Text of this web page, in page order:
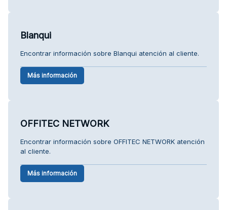
Blanqui
Encontrar información sobre Blanqui atención al cliente.
Más información
OFFITEC NETWORK
Encontrar información sobre OFFITEC NETWORK atención
al cliente.
Más información